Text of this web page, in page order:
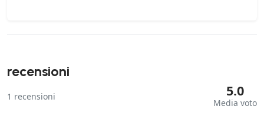
recensioni
1 recensioni 5.0
Media voto